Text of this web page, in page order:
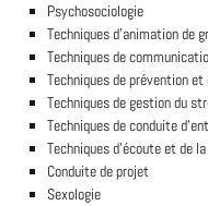
Psychosociologie
Techniques d'animation de
Techniques de
Techniques de prévention
Techniques de gestion du
Techniques de conduite
Techniques d'écoute et de
Conduite de projet
Sexologie